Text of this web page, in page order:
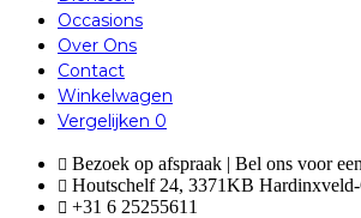
Occasions
Over Ons
Contact
Winkelwagen
Vergelijken 0
Bezoek op afspraak | Bel ons voor
Houtschelf 24, 3371KB Hardinxveld-
+31 6 25255611